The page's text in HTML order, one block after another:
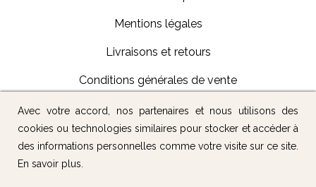
Mentions légales
Livraisons et retours
Conditions générales de vente
Suivez-nous :
Avec votre accord, nos partenaires et nous utilisons des
cookies ou technologies similaires pour stocker et accéder à
des informations personnelles comme votre visite sur ce site.
En savoir plus